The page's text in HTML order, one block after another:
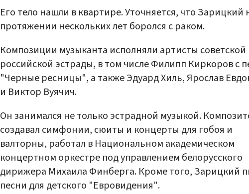
Его тело нашли в квартире. Уточняется, что Зарицкий
протяжении нескольких лет боролся с раком.
Композиции музыканта исполняли артисты советской
российской эстрады, в том числе Филипп Киркоров с
"Черные ресницы", а также Эдуард Хиль, Ярослав
и Виктор Вуячич.
Он занимался не только эстрадной музыкой.
создавал симфонии, сюиты и концерты для гобоя и
валторны, работал в Национальном академическом
концертном оркестре под управлением белорусского
дирижера Михаила Финберга. Кроме того, Зарицкий
песни для детского "Евровидения".